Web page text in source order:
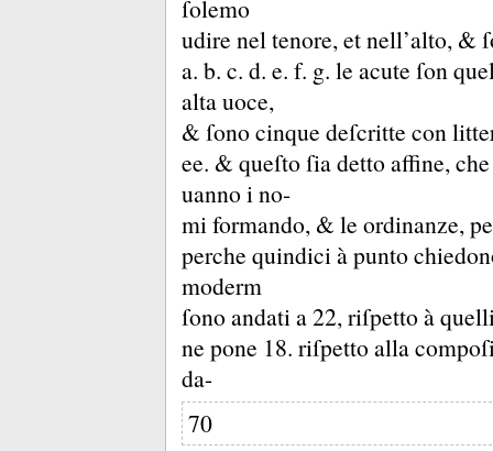
ſolemo
udire nel tenore, et nell’alto, &
a. b. c. d. e. f. g. le acute ſon
alta uoce,
& ſono cinque deſcritte con
ee. & queſto ſia detto affine,
uanno i no-
mi formando, & le ordinanze,
perche quindici à punto
moderm
ſono andati a 22, riſpetto à
ne pone 18. riſpetto alla
da-
70